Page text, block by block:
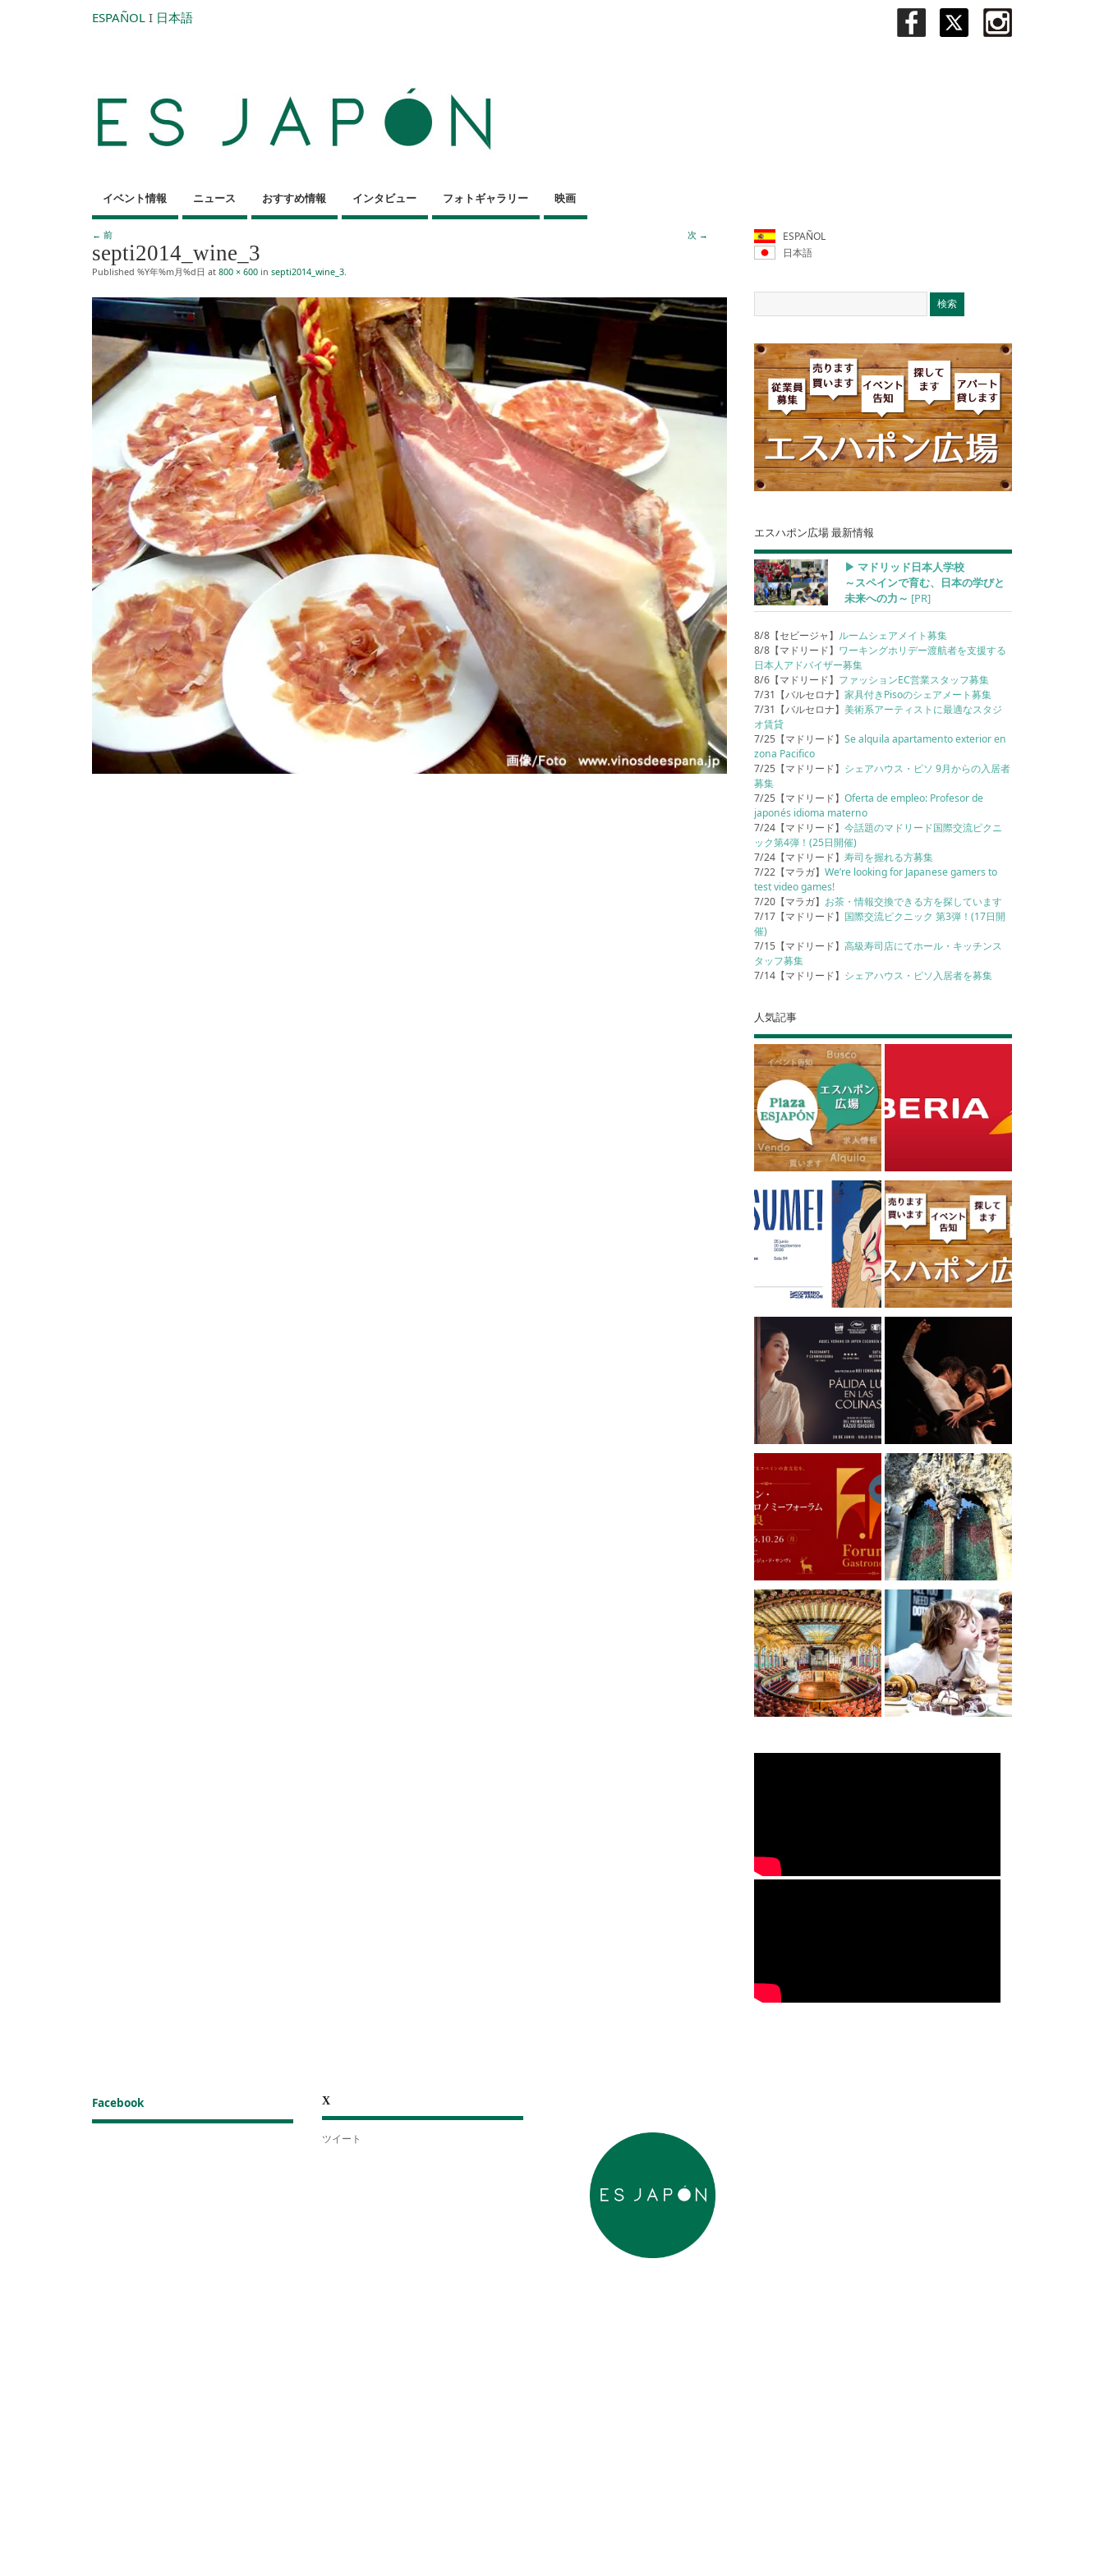
ESPAÑOL I 日本語
イベント情報 ニュース おすすめ情報 インタビュー フォトギャラリー 映画
← 前 次 →
septi2014_wine_3
Published %Y年%m月%d日 at 800 × 600 in septi2014_wine_3
ESPAÑOL
日本語
エスハポン広場 最新情報
▶︎ マドリッド日本人学校
～スペインで育む、日本の学びと
未来への力～ [PR]
8/8【セビージャ】 ルームシェアメイト募集
8/8【マドリード】 ワーキングホリデー渡航者を支援する
日本人アドバイザー募集
8/6【マドリード】 ファッションEC営業スタッフ募集
7/31【バルセロナ】家具付きPisoのシェアメート募集
7/31【バルセロナ】美術系アーティストに最適なスタジ
オ賃貸
7/25【マドリード】Se alquila apartamento exterior en
zona Pacifico
7/25【マドリード】 シェアハウス・ピソ 9月からの入居者
募集
7/25【マドリード】Oferta de empleo: Profesor de
japonés idioma materno
7/24【マドリード】今話題のマドリード国際交流ピクニ
ック第4弾！(25日開催)
7/24【マドリード】寿司を握れる方募集
7/22【マラガ】We’re looking for Japanese gamers to
test video games!
7/20【マラガ】 お茶・情報交換できる方を探しています
7/17【マドリード】 国際交流ピクニック 第3弾！(17日開
催)
7/15【マドリード】高級寿司店にてホール・キッチンス
タッフ募集
7/14【マドリード】 シェアハウス・ピソ入居者を募集
人気記事
Facebook X
ツイート